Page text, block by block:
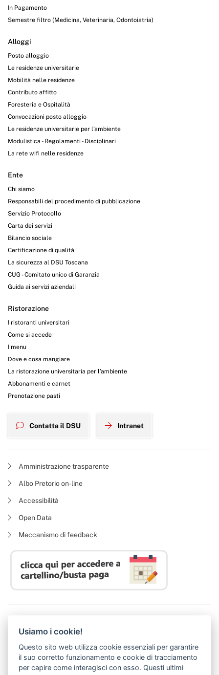
In Pagamento
Semestre filtro (Medicina, Veterinaria, Odontoiatria)
Alloggi
Posto alloggio
Le residenze universitarie
Mobilità nelle residenze
Contributo affitto
Foresteria e Ospitalità
Convocazioni posto alloggio
Le residenze universitarie per l’ambiente
Modulistica - Regolamenti - Disciplinari
La rete wifi nelle residenze
Ente
Chi siamo
Responsabili del procedimento di pubblicazione
Servizio Protocollo
Carta dei servizi
Bilancio sociale
Certificazione di qualità
La sicurezza al DSU Toscana
CUG - Comitato unico di Garanzia
Guida ai servizi aziendali
Ristorazione
I ristoranti universitari
Come si accede
I menu
Dove e cosa mangiare
La ristorazione universitaria per l’ambiente
Abbonamenti e carnet
Prenotazione pasti
Contatta il DSU Intranet
Amministrazione trasparente
Albo Pretorio on-line
Accessibilità
Open Data
Meccanismo di feedback
P. I. 05913670484 | C. F. 94164020482
(abilitato alla ricezione di soli messaggi di posta elettronica certificata)
Usiamo i cookie!
Questo sito web utilizza cookie essenziali per garantire
il suo corretto funzionamento e cookie di tracciamento
per capire come interagisci con esso. Questi ultimi